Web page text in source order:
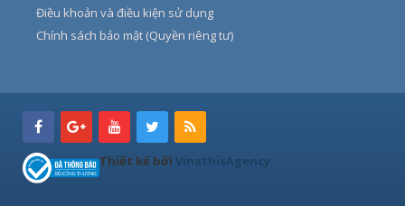
Điều khoản và điều kiện sử dụng
Chính sách bảo mật (Quyền riêng tư)
Thiết kế bởi VinathisAgency